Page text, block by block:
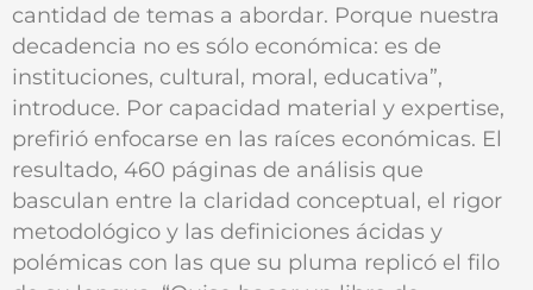
cantidad de temas a abordar. Porque nuestra
decadencia no es sólo económica: es de
instituciones, cultural, moral, educativa”,
introduce. Por capacidad material y expertise,
prefirió enfocarse en las raíces económicas. El
resultado, 460 páginas de análisis que
basculan entre la claridad conceptual, el rigor
metodológico y las definiciones ácidas y
polémicas con las que su pluma replicó el filo